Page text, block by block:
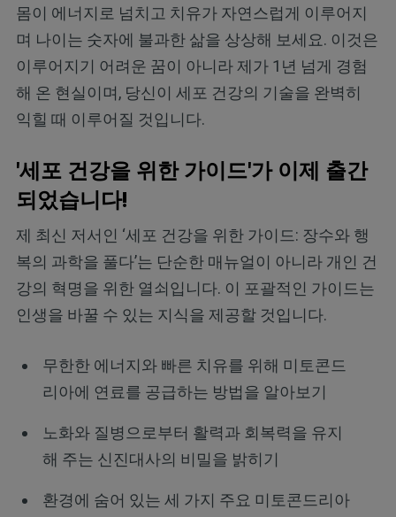
몸이 에너지로 넘치고 치유가 자연스럽게 이루어지
며 나이는 숫자에 불과한 삶을 상상해 보세요. 이것은
이루어지기 어려운 꿈이 아니라 제가 1년 넘게 경험
해 온 현실이며, 당신이 세포 건강의 기술을 완벽히
익힐 때 이루어질 것입니다.
'세포 건강을 위한 가이드'가 이제 출간
되었습니다!
제 최신 저서인 ‘세포 건강을 위한 가이드: 장수와 행
복의 과학을 풀다’는 단순한 매뉴얼이 아니라 개인 건
강의 혁명을 위한 열쇠입니다. 이 포괄적인 가이드는
인생을 바꿀 수 있는 지식을 제공할 것입니다.
무한한 에너지와 빠른 치유를 위해 미토콘드
리아에 연료를 공급하는 방법을 알아보기
노화와 질병으로부터 활력과 회복력을 유지
해 주는 신진대사의 비밀을 밝히기
환경에 숨어 있는 세 가지 주요 미토콘드리아